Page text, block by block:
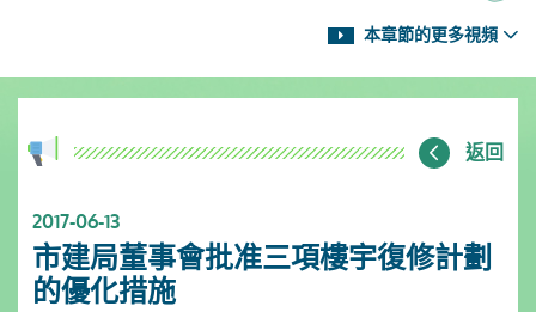
本章節的更多視頻
返回
2017-06-13
市建局董事會批准三項樓宇復修計劃
的優化措施